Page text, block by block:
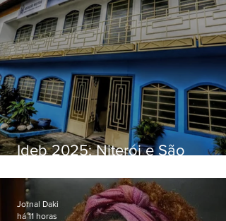
Ideb 2025: Niterói e São
distintos no ensino médio; veja
Jornal Daki
há 11 horas